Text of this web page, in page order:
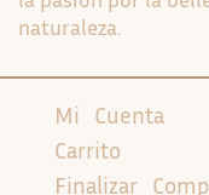
naturaleza.
Mi Cuenta
Carrito
Finalizar